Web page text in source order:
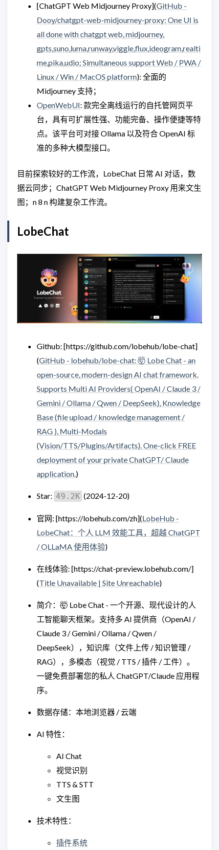
[ChatGPT Web Midjourney Proxy](GitHub -
Dooy/chatgpt-web-midjourney-proxy: One UI is
all done with chatgpt web, midjourney,
gpts,suno,luma,runway,viggle,flux,ideogram,realti
me,pika,udio; Simultaneous support Web / PWA /
Linux / Win / MacOS platform): 全面的
Midjourney 支持；
OpenWebUI: 款完全离线运行的自托管网页平
台，具有可扩展性强、功能完备、操作便捷等特
点。该平台可对接 Ollama 以及符合 OpenAI 标
准的多种大模型接口。
目前探索较好的工作流，LobeChat 日常 AI 对话，数
据云同步；ChatGPT Web Midjourney Proxy 用来文生
图；n 8 n 构建复杂工作流。
LobeChat
Github: [https://github.com/lobehub/lobe-chat]
(GitHub - lobehub/lobe-chat: 🤯 Lobe Chat - an
open-source, modern-design AI chat framework.
Supports Multi AI Providers( OpenAI / Claude 3 /
Gemini / Ollama / Qwen / DeepSeek), Knowledge
Base (file upload / knowledge management /
RAG ), Multi-Modals
(Vision/TTS/Plugins/Artifacts). One-click FREE
deployment of your private ChatGPT/ Claude
application.)
Star: 49.2K (2024-12-20)
官网: [https://lobehub.com/zh](LobeHub -
LobeChat：个人 LLM 效能工具，超越 ChatGPT
/ OLLaMA 使用体验)
在线体验: [https://chat-preview.lobehub.com/]
(Title Unavailable | Site Unreachable)
简介：🤯 Lobe Chat - 一个开源、现代设计的人
工智能聊天框架。支持多 AI 提供商（OpenAI /
Claude 3 / Gemini / Ollama / Qwen /
DeepSeek），知识库（文件上传 / 知识管理 /
RAG），多模态（视觉 / TTS / 插件 / 工件）。
一键免费部署您的私人 ChatGPT/Claude 应用程
序。
数据存储：本地浏览器 / 云端
AI 特性：
AI Chat
视觉识别
TTS & STT
文生图
技术特性：
插件系统